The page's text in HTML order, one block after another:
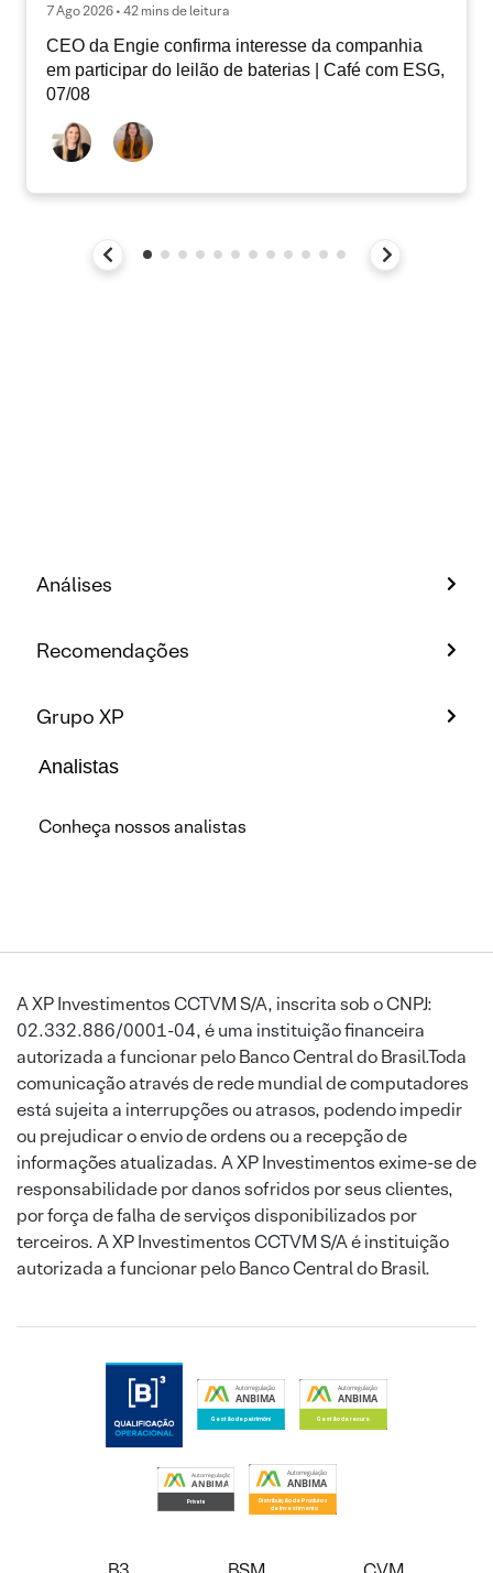
7 Ago 2026 • 42 mins de leitura
CEO da Engie confirma interesse da companhia
em participar do leilão de baterias | Café com ESG,
07/08
Análises
Recomendações
Grupo XP
Analistas
Conheça nossos analistas
A XP Investimentos CCTVM S/A, inscrita sob o CNPJ:
02.332.886/0001-04, é uma instituição financeira
autorizada a funcionar pelo Banco Central do Brasil.Toda
comunicação através de rede mundial de computadores
está sujeita a interrupções ou atrasos, podendo impedir
ou prejudicar o envio de ordens ou a recepção de
informações atualizadas. A XP Investimentos exime-se de
responsabilidade por danos sofridos por seus clientes,
por força de falha de serviços disponibilizados por
terceiros. A XP Investimentos CCTVM S/A é instituição
autorizada a funcionar pelo Banco Central do Brasil.